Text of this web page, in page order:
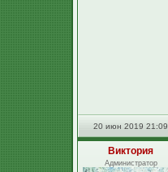
20 июн 2019 21:09
Виктория
Администратор